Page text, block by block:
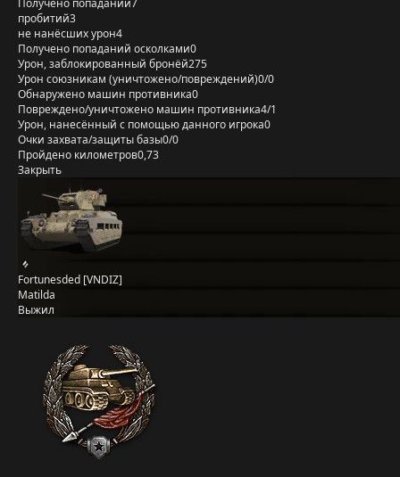
Получено попаданий7
пробитий3
не нанёсших урон4
Получено попаданий осколками0
Урон, заблокированный бронёй275
Урон союзникам (уничтожено/повреждений)0/0
Обнаружено машин противника0
Повреждено/уничтожено машин противника4/1
Урон, нанесённый с помощью данного игрока0
Очки захвата/защиты базы0/0
Пройдено километров0,73
Закрыть
Fortunesded [VNDIZ]
Matilda
Выжил